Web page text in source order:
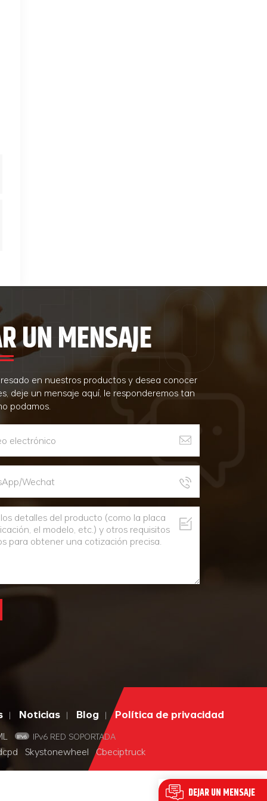
UN MENSAJE
en nuestros productos y desea conocer
deje un mensaje aquí, le responderemos tan
podamos.
| Noticias | Blog |
Política de privacidad
IPv6 RED SOPORTADA
Skystonewheel Cbeciptruck
DEJAR UN MENSAJE